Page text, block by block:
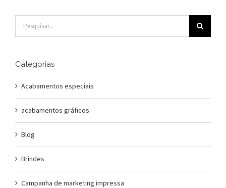
resultados
Categorias
Acabamentos especiais
acabamentos gráficos
Blog
Brindes
Campanha de marketing impressa